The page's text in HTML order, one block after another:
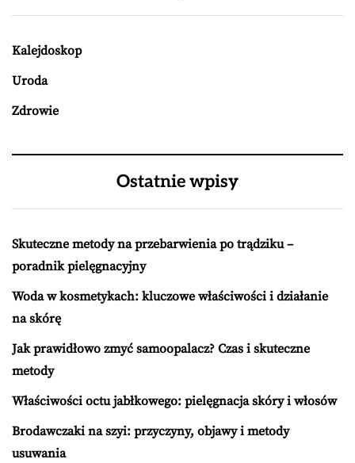
Kalejdoskop
Uroda
Zdrowie
Ostatnie wpisy
Skuteczne metody na przebarwienia po trądziku –
poradnik pielęgnacyjny
Woda w kosmetykach: kluczowe właściwości i działanie
na skórę
Jak prawidłowo zmyć samoopalacz? Czas i skuteczne
metody
Właściwości octu jabłkowego: pielęgnacja skóry i włosów
Brodawczaki na szyi: przyczyny, objawy i metody
usuwania